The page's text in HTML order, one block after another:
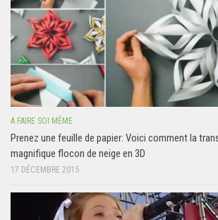
A FAIRE SOI MÊME
Prenez une feuille de papier: Voici comment la
magnifique flocon de neige en 3D
17 DÉCEMBRE 2015